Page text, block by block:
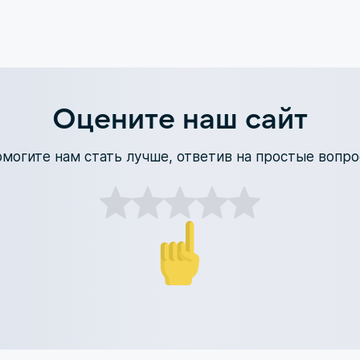
Оцените наш сайт
нам стать лучше, ответив на простые